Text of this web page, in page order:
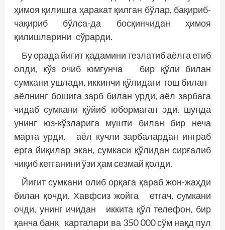
ҳимоя қилишга ҳаракат қилган бўлар, бақириб-
чақириб бўлса-да босқинчидан ҳимоя
қилишларини сўрарди.
Бу орада йигит қадамини тезлатиб аёлга етиб
олди, кўз очиб юмгунча бир қўли билан
сумкани ушлади, иккинчи қўлидаги тош билан
аёлнинг бошига зарб билан урди, аёл зарбага
чидаб сумкани қўйиб юбормаган эди, шунда
унинг юз-кўзларига мушти билан бир неча
марта урди, аёл кучли зарбалардан инграб
ерга йиқилар экан, сумкаси қўлидан сирғалиб
чиқиб кетганини ўзи ҳам сезмай қолди.
Йигит сумкани олиб орқага қараб жон-жаҳди
билан қочди. Хавфсиз жойга етгач, сумкани
очди, унинг ичидан иккита қўл телефон, бир
қанча банк карталари ва 350 000 сўм нақд пул